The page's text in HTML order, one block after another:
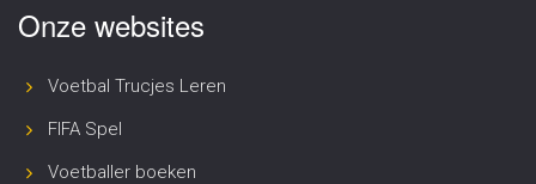
Onze websites
Voetbal Trucjes Leren
FIFA Spel
Voetballer boeken